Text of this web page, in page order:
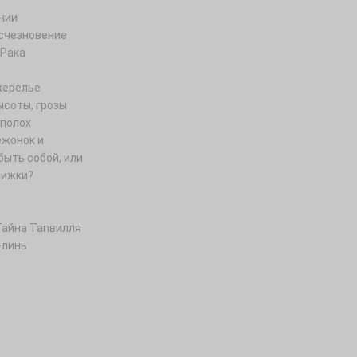
грозы
и
собой, или
Тапвилля